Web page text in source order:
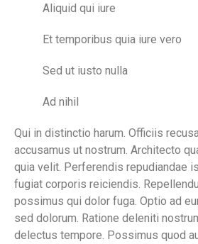
Aliquid qui iure
Et temporibus quia iure vero
Sed ut iusto nulla
Ad nihil
Qui in distinctio harum. Officiis
accusamus ut nostrum. Architecto
quia velit. Perferendis repudiandae
fugiat corporis reiciendis.
possimus qui dolor fuga. Optio ad
sed dolorum. Ratione deleniti
delectus tempore. Possimus quod